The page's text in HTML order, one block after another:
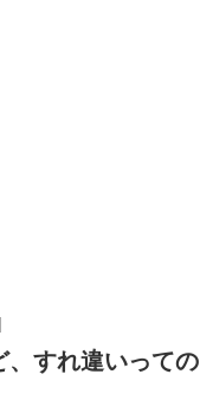
、すれ違いっての